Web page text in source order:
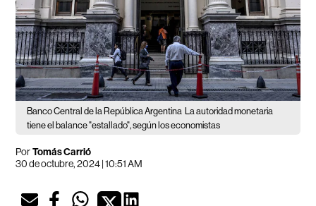
Banco Central de la República Argentina
La autoridad monetaria
tiene el balance "estallado", según los economistas
PorTomás Carrió
30 de octubre, 2024 | 10:51 AM